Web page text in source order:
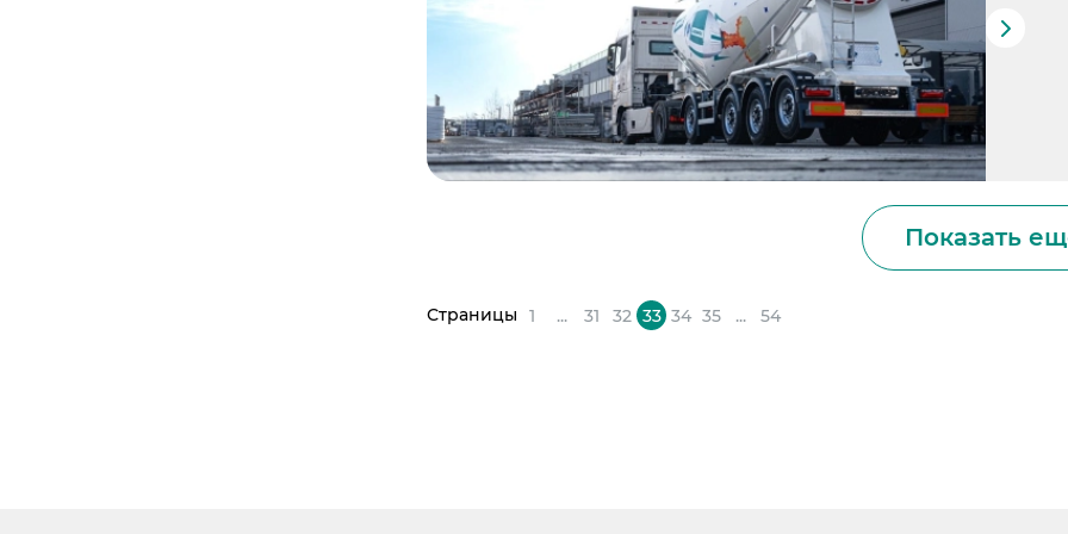
Показать
Страницы 1 ... 31 32 33 34 35 ... 54